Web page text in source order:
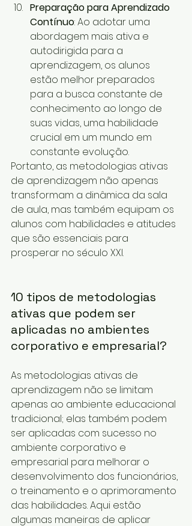
Preparação para Aprendizado
Contínuo: Ao adotar uma
abordagem mais ativa e
autodirigida para a
aprendizagem, os alunos
estão melhor preparados
para a busca constante de
conhecimento ao longo de
suas vidas, uma habilidade
crucial em um mundo em
constante evolução.
Portanto, as metodologias ativas
de aprendizagem não apenas
transformam a dinâmica da sala
de aula, mas também equipam os
alunos com habilidades e atitudes
que são essenciais para
prosperar no século XXI.
10 tipos de metodologias
ativas que podem ser
aplicadas no ambientes
corporativo e empresarial?
As metodologias ativas de
aprendizagem não se limitam
apenas ao ambiente educacional
tradicional; elas também podem
ser aplicadas com sucesso no
ambiente corporativo e
empresarial para melhorar o
desenvolvimento dos funcionários,
o treinamento e o aprimoramento
das habilidades. Aqui estão
algumas maneiras de aplicar